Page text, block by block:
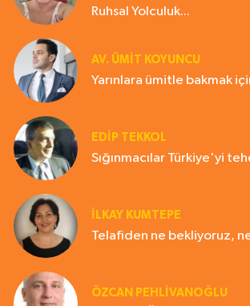
Ruhsal Yolculuk...
AV. ÜMIT KOYUNCU
Yarınlara ümitle bakmak
EDIP TEKKOL
Sığınmacılar Türkiye'yi
İLKAY KUMTEPE
Telafiden ne bekliyoruz,
ÖZCAN PEHLİVANOĞLU